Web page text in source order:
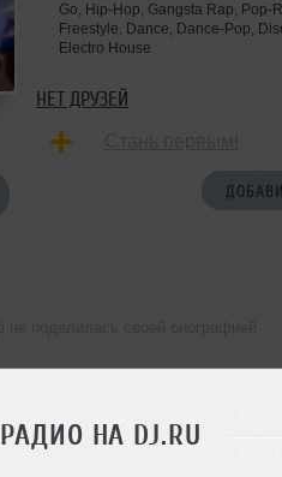
РАДИО НА DJ.RU
Go, Hip-Hop, Gangsta Rap, Pop-
Freestyle, Dance, Dance-Pop,
Electro House
НЕТ ДРУЗЕЙ